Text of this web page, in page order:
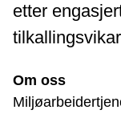
etter
Om oss